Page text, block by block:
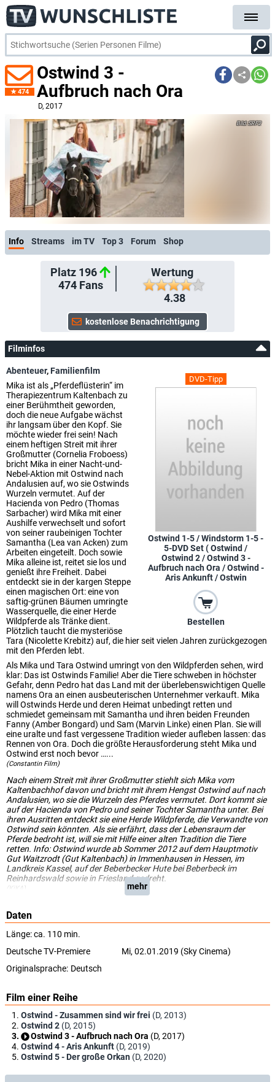
474
Ostwind 3 -
Aufbruch nach Ora
D, 2017
SRF2
Info Streams im TV Top 3 Forum Shop
Platz 196
474Fans
Wertung
4.38
Filminfos
DVD-Tipp
Ostwind 1-5 / Windstorm 1-5 -
5-DVD Set ( Ostwind /
Ostwind 2 / Ostwind 3 -
Aufbruch nach Ora / Ostwind -
Aris Ankunft / Ostwin
Bestellen
Abenteuer,Familienfilm
Mika ist als „Pferdeflüsterin“ im
Therapiezentrum Kaltenbach zu
einer Berühmtheit geworden,
doch die neue Aufgabe wächst
ihr langsam über den Kopf. Sie
möchte wieder frei sein! Nach
einem heftigen Streit mit ihrer
Großmutter (Cornelia Froboess)
bricht Mika in einer Nacht-und-
Nebel-Aktion mit Ostwind nach
Andalusien auf, wo sie Ostwinds
Wurzeln vermutet. Auf der
Hacienda von Pedro (Thomas
Sarbacher) wird Mika mit einer
Aushilfe verwechselt und sofort
von seiner raubeinigen Tochter
Samantha (Lea van Acken) zum
Arbeiten eingeteilt. Doch sowie
Mika alleine ist, reitet sie los und
genießt ihre Freiheit. Dabei
entdeckt sie in der kargen Steppe
einen magischen Ort: eine von
saftig-grünen Bäumen umringte
Wasserquelle, die einer Herde
Wildpferde als Tränke dient.
Plötzlich taucht die mysteriöse
Tara (Nicolette Krebitz) auf, die hier seit vielen Jahren zurückgezogen
mit den Pferden lebt.
Als Mika und Tara Ostwind umringt von den Wildpferden sehen, wird
klar: Das ist Ostwinds Familie! Aber die Tiere schweben in höchster
Gefahr, denn Pedro hat das Land mit der überlebenswichtigen Quelle
namens Ora an einen ausbeuterischen Unternehmer verkauft. Mika
will Ostwinds Herde und deren Heimat unbedingt retten und
schmiedet gemeinsam mit Samantha und ihren beiden Freunden
Fanny (Amber Bongard) und Sam (Marvin Linke) einen Plan. Sie will
eine uralte und fast vergessene Tradition wieder aufleben lassen: das
Rennen von Ora. Doch die größte Herausforderung steht Mika und
Ostwind erst noch bevor …...
(Constantin Film)
Nach einem Streit mit ihrer Großmutter stiehlt sich Mika vom
Kaltenbachhof davon und bricht mit ihrem Hengst Ostwind auf nach
Andalusien, wo sie die Wurzeln des Pferdes vermutet. Dort kommt sie
auf der Hacienda von Pedro und seiner Tochter Samantha unter. Bei
ihren Ausritten entdeckt sie eine Herde Wildpferde, die Verwandte von
Ostwind sein könnten. Als sie erfährt, dass der Lebensraum der
Pferde bedroht ist, will sie mit Hilfe einer alten Tradition die Tiere
retten. Info: Ostwind wurde ab Sommer 2012 auf dem Hauptmotiv
Gut Waitzrodt (Gut Kaltenbach) in Immenhausen in Hessen, im
Landkreis Kassel, auf der Beberbecker Hute bei Beberbeck im
Reinhardswald sowie in Friesland gedreht.
(KiKA) mehr
Daten
Länge: ca. 110 min.
Deutsche TV-Premiere
Mi, 02.01.2019 (Sky Cinema)
Originalsprache: Deutsch
Film einer Reihe
Ostwind - Zusammen sind wir frei (D, 2013)
Ostwind 2 (D, 2015)
Ostwind 3 - Aufbruch nach Ora (D, 2017)
Ostwind 4 - Aris Ankunft (D, 2019)
Ostwind 5 - Der große Orkan (D, 2020)